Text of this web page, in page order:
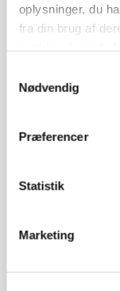
oplysninger, du
fra din brug af
Nødvendig
Præferencer
Statistik
Marketing
økoproduktion